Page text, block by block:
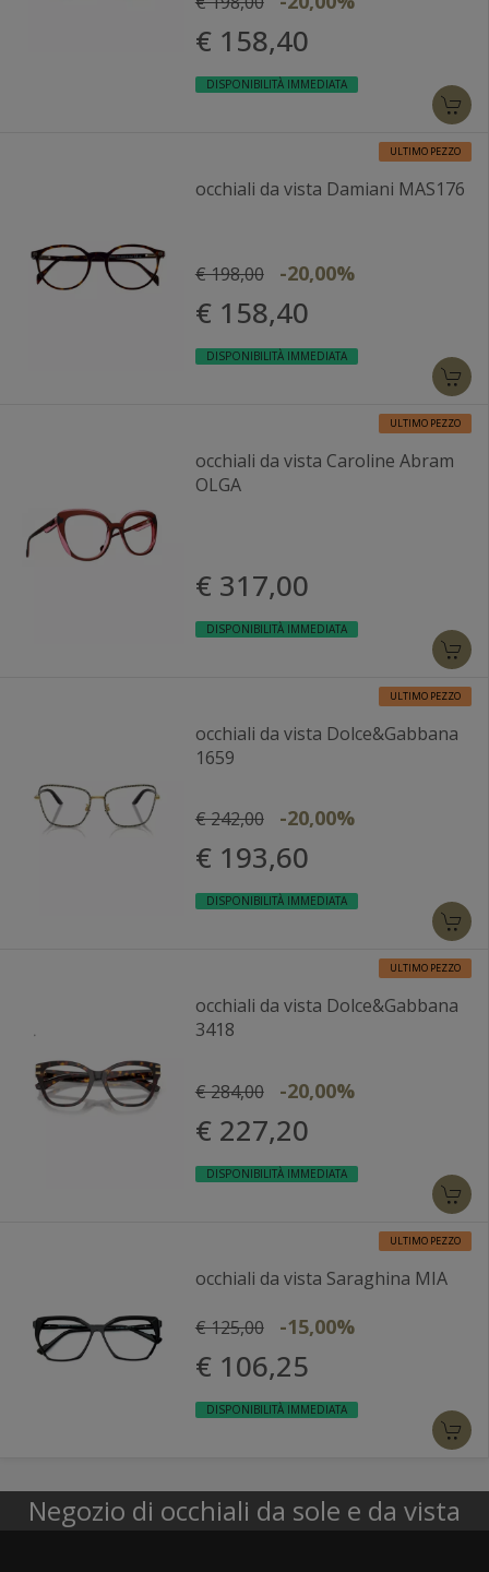
€ 158,40
DISPONIBILITÀ IMMEDIATA
ULTIMO PEZZO
occhiali da vista Damiani MAS176
€ 198,00 -20,00%
€ 158,40
DISPONIBILITÀ IMMEDIATA
ULTIMO PEZZO
occhiali da vista Caroline Abram
OLGA
€ 317,00
DISPONIBILITÀ IMMEDIATA
ULTIMO PEZZO
occhiali da vista Dolce&Gabbana
1659
€ 242,00 -20,00%
€ 193,60
DISPONIBILITÀ IMMEDIATA
ULTIMO PEZZO
occhiali da vista Dolce&Gabbana
3418
€ 284,00 -20,00%
€ 227,20
DISPONIBILITÀ IMMEDIATA
ULTIMO PEZZO
occhiali da vista Saraghina MIA
€ 125,00 -15,00%
€ 106,25
DISPONIBILITÀ IMMEDIATA
Negozio di occhiali da sole e da vista